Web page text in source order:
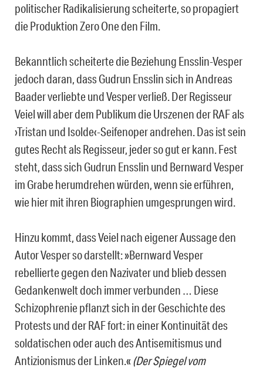
politischer Radikalisierung scheiterte, so propagiert
die Produktion Zero One den Film.
Bekanntlich scheiterte die Beziehung Ensslin-Vesper
jedoch daran, dass Gudrun Ensslin sich in Andreas
Baader verliebte und Vesper verließ. Der Regisseur
Veiel will aber dem Publikum die Urszenen der RAF als
›Tristan und Isolde‹-Seifenoper andrehen. Das ist sein
gutes Recht als Regisseur, jeder so gut er kann. Fest
steht, dass sich Gudrun Ensslin und Bernward Vesper
im Grabe herumdrehen würden, wenn sie erführen,
wie hier mit ihren Biographien umgesprungen wird.
Hinzu kommt, dass Veiel nach eigener Aussage den
Autor Vesper so darstellt: »Bernward Vesper
rebellierte gegen den Nazivater und blieb dessen
Gedankenwelt doch immer verbunden … Diese
Schizophrenie pflanzt sich in der Geschichte des
Protests und der RAF fort: in einer Kontinuität des
soldatischen oder auch des Antisemitismus und
Antizionismus der Linken.«(Der Spiegel vom